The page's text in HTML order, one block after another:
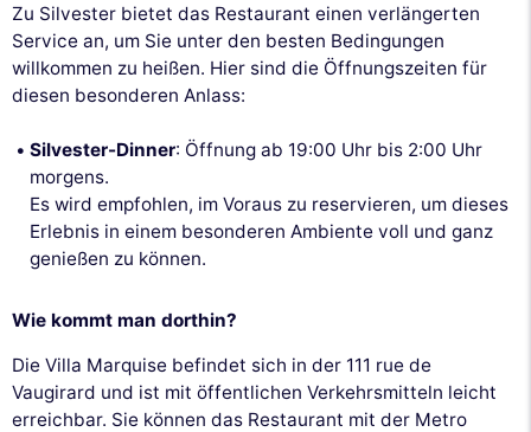
Zu Silvester bietet das Restaurant einen verlängerten
Service an, um Sie unter den besten Bedingungen
willkommen zu heißen. Hier sind die Öffnungszeiten für
diesen besonderen Anlass:
Silvester-Dinner: Öffnung ab 19:00 Uhr bis 2:00 Uhr
morgens.
Es wird empfohlen, im Voraus zu reservieren, um dieses
Erlebnis in einem besonderen Ambiente voll und ganz
genießen zu können.
Wie kommt man dorthin?
Die Villa Marquise befindet sich in der 111 rue de
Vaugirard und ist mit öffentlichen Verkehrsmitteln leicht
erreichbar. Sie können das Restaurant mit der Metro